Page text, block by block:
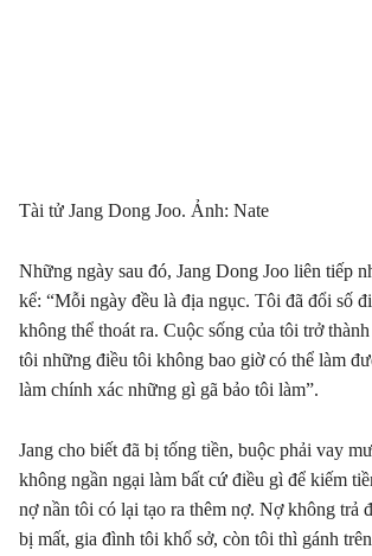
Tài tử Jang Dong Joo. Ảnh: Nate
Những ngày sau đó, Jang Dong Joo liên tiếp
kể: “Mỗi ngày đều là địa ngục. Tôi đã đổi số
không thể thoát ra. Cuộc sống của tôi trở
tôi những điều tôi không bao giờ có thể làm
làm chính xác những gì gã bảo tôi làm”.
Jang cho biết đã bị tống tiền, buộc phải vay
không ngần ngại làm bất cứ điều gì để kiếm
nợ nần tôi có lại tạo ra thêm nợ. Nợ không trả
bị mất, gia đình tôi khổ sở, còn tôi thì gánh